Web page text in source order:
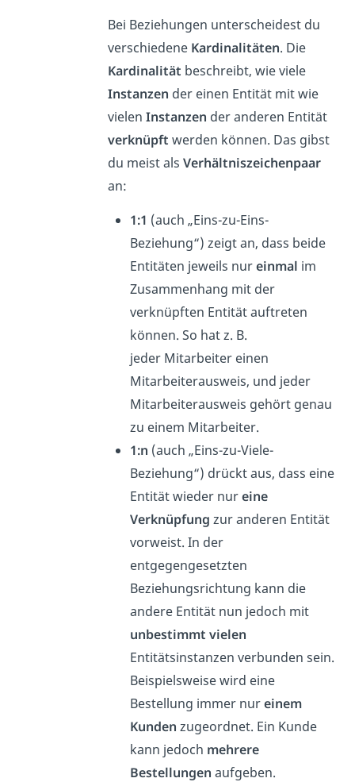
Bei Beziehungen unterscheidest du
verschiedene Kardinalitäten. Die
Kardinalität beschreibt, wie viele
Instanzen der einen Entität mit wie
vielen Instanzen der anderen Entität
verknüpft werden können. Das gibst
du meist als Verhältniszeichenpaar
an:
1:1 (auch „Eins-zu-Eins-
Beziehung“) zeigt an, dass beide
Entitäten jeweils nureinmal im
Zusammenhang mit der
verknüpften Entität auftreten
können. So hat z. B.
jeder Mitarbeiter einen
Mitarbeiterausweis, und jeder
Mitarbeiterausweis gehört genau
zu einem Mitarbeiter.
1:n (auch „Eins-zu-Viele-
Beziehung“) drückt aus, dass eine
Entität wieder nureine
Verknüpfung zur anderen Entität
vorweist. In der
entgegengesetzten
Beziehungsrichtung kann die
andere Entität nun jedoch mit
unbestimmt vielen
Entitätsinstanzen verbunden sein.
Beispielsweise wird eine
Bestellung immer nureinem
Kunden zugeordnet. Ein Kunde
kann jedoch mehrere
Bestellungen aufgeben.